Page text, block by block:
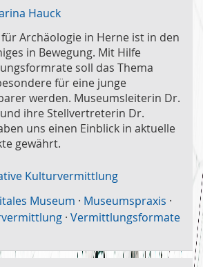
Hauck
Archäologie in Herne ist in den
in Bewegung. Mit Hilfe
soll das Thema
für eine junge
werden. Museumsleiterin Dr.
ihre Stellvertreterin Dr.
uns einen Einblick in aktuelle
gewährt.
Kulturvermittlung
Museum · Museumspraxis ·
· Vermittlungsformate